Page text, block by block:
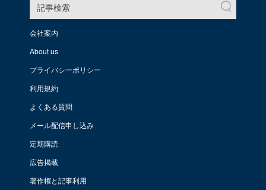
記事検索
会社案内
About us
プライバシーポリシー
利用規約
よくある質問
メール配信申し込み
定期購読
広告掲載
著作権と記事利用